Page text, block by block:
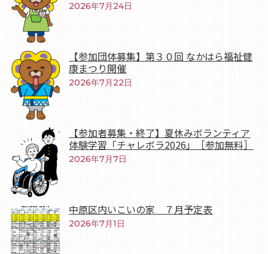
2026年7月24日
【参加団体募集】第３０回 なかはら福祉健
康まつり開催
2026年7月22日
【参加者募集・終了】夏休みボランティア
体験学習「チャレボラ2026」［参加無料］
2026年7月7日
中原区内いこいの家 ７月予定表
2026年7月1日